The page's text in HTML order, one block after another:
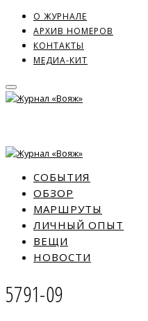
О ЖУРНАЛЕ
АРХИВ НОМЕРОВ
КОНТАКТЫ
МЕДИА-КИТ
СОБЫТИЯ
ОБЗОР
МАРШРУТЫ
ЛИЧНЫЙ ОПЫТ
ВЕЩИ
НОВОСТИ
5791-09